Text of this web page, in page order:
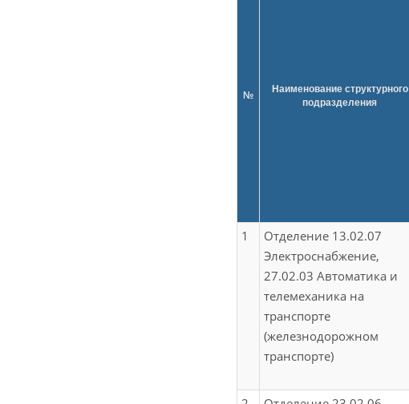
№
Наименование структурного
подразделения
1
Отделение 13.02.07
Электроснабжение,
27.02.03 Автоматика и
телемеханика на
транспорте
(железнодорожном
транспорте)